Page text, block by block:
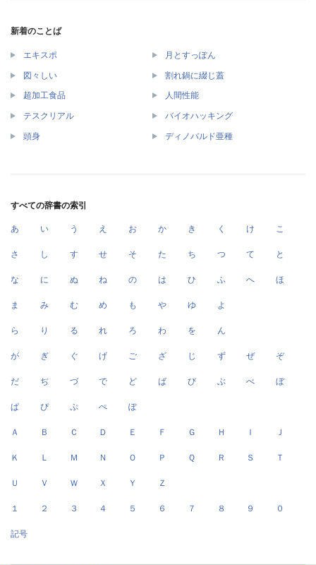
新着のことば
エキスポ 月とすっぽん
図々しい 割れ鍋に綴じ蓋
超加工食品 人間性能
テスクリアル バイオハッキング
頭身 ディノバルド亜種
すべての辞書の索引
あ い う え お か き く け こ
さ し す せ そ た ち つ て と
な に ぬ ね の は ひ ふ へ ほ
ま み む め も や ゆ よ
ら り る れ ろ わ を ん
が ぎ ぐ げ ご ざ じ ず ぜ ぞ
だ ぢ づ で ど ば び ぶ べ ぼ
ぱ ぴ ぷ ぺ ぽ
Ａ Ｂ Ｃ Ｄ Ｅ Ｆ Ｇ Ｈ Ｉ Ｊ
Ｋ Ｌ Ｍ Ｎ Ｏ Ｐ Ｑ Ｒ Ｓ Ｔ
Ｕ Ｖ Ｗ Ｘ Ｙ Ｚ
１ ２ ３ ４ ５ ６ ７ ８ ９ ０
記号